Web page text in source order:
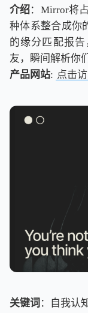
介绍：Mirror将
种体系整合成你
的缘分匹配报
友，瞬间解析你
产品网站: 点击
关键词 ：自我认